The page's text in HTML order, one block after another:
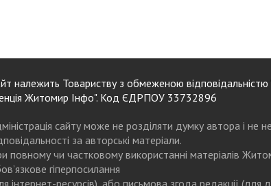
належить Товариству з обмеженою відповідальністю
Житомир Інфо". Код ЄДРПОУ 33732896
сайту може не розділяти думку автора і не
за авторські матеріали.
повному чи частковому використанні матеріалів
гіперпосилання
інтернет-ресурсів), або письмова згода редакції (для